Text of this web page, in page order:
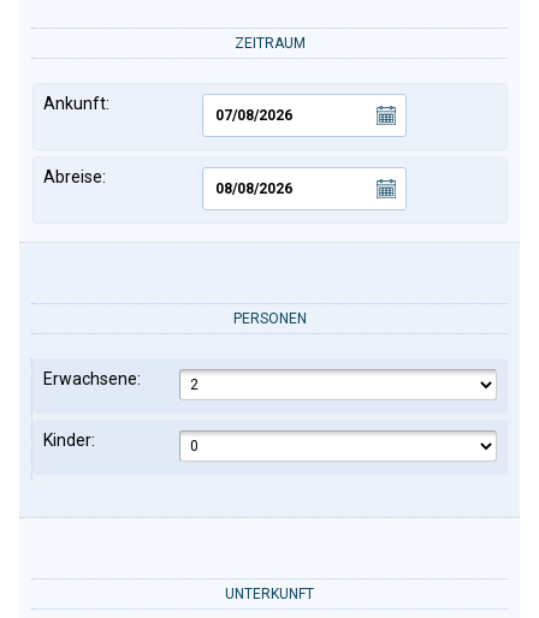
ZEITRAUM
Ankunft:
Abreise:
PERSONEN
Erwachsene:
Kinder:
UNTERKUNFT